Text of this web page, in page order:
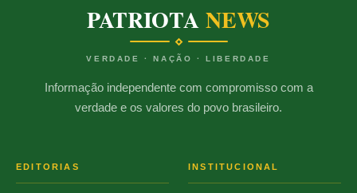
PATRIOTANEWS
VERDADE · NAÇÃO · LIBERDADE
Informação independente com compromisso com a
verdade e os valores do povo brasileiro.
EDITORIAS INSTITUCIONAL